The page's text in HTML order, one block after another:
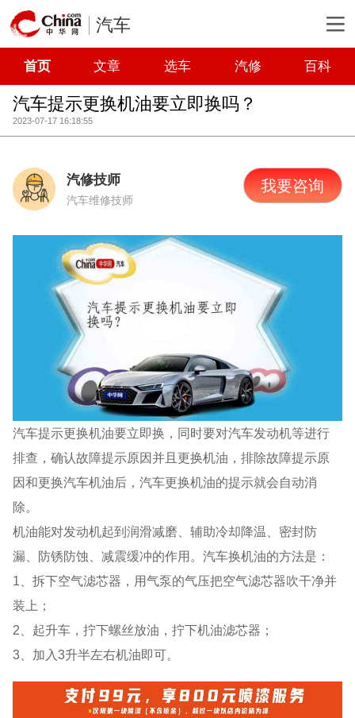
汽车
首页 文章 选车 汽修 百科
汽车提示更换机油要立即换吗？
2023-07-17 16:18:55
汽修技师
汽车维修技师
我要咨询
汽车提示更换机油要立即换，同时要对汽车发动机等进行
排查，确认故障提示原因并且更换机油，排除故障提示原
因和更换汽车机油后，汽车更换机油的提示就会自动消
除。
机油能对发动机起到润滑减磨、辅助冷却降温、密封防
漏、防锈防蚀、减震缓冲的作用。汽车换机油的方法是：
1、拆下空气滤芯器，用气泵的气压把空气滤芯器吹干净并
装上；
2、起升车，拧下螺丝放油，拧下机油滤芯器；
3、加入3升半左右机油即可。